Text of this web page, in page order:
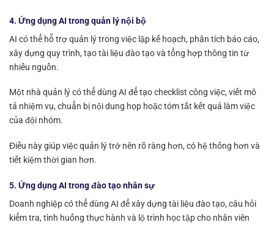
4. Ứng dụng AI trong quản lý nội bộ
AI có thể hỗ trợ quản lý trong việc lập kế hoạch, phân tích báo cáo,
xây dựng quy trình, tạo tài liệu đào tạo và tổng hợp thông tin từ
nhiều nguồn.
Một nhà quản lý có thể dùng AI để tạo checklist công việc, viết mô
tả nhiệm vụ, chuẩn bị nội dung họp hoặc tóm tắt kết quả làm việc
của đội nhóm.
Điều này giúp việc quản lý trở nên rõ ràng hơn, có hệ thống hơn và
tiết kiệm thời gian hơn.
5. Ứng dụng AI trong đào tạo nhân sự
Doanh nghiệp có thể dùng AI để xây dựng tài liệu đào tạo, câu hỏi
kiểm tra, tình huống thực hành và lộ trình học tập cho nhân viên